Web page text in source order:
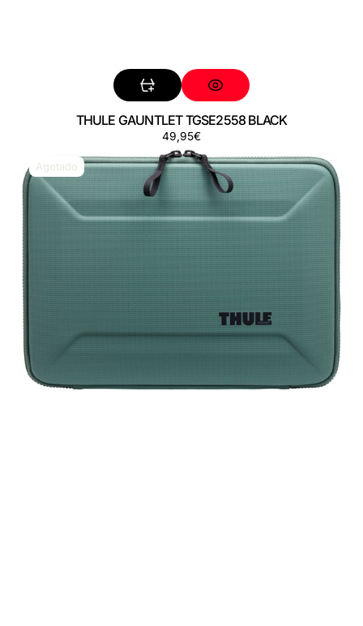
THULE GAUNTLET TGSE2558 BLACK
Precio
regular
49,95€
GAUNTLET
TGSE2558
HAZY
GREEN
Agotado